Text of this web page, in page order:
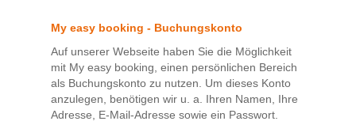
My easy booking - Buchungskonto
Auf unserer Webseite haben Sie die Möglichkeit
mit My easy booking, einen persönlichen Bereich
als Buchungskonto zu nutzen. Um dieses Konto
anzulegen, benötigen wir u. a. Ihren Namen, Ihre
Adresse, E-Mail-Adresse sowie ein Passwort.